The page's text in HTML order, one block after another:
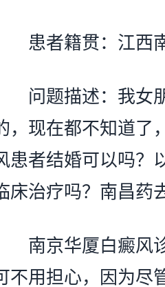
患者籍贯：江西
问题描述：我女朋
，现在都不知道了
患者结婚可以吗？
床治疗吗？南昌药
南京华厦白癜风诊
不用担心，因为尽